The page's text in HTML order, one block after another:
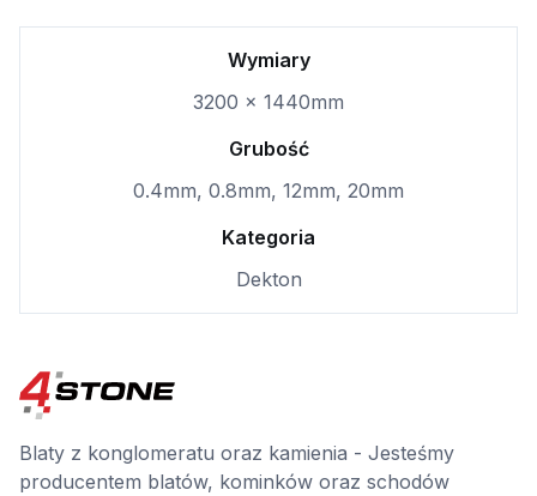
Wymiary
3200 x 1440mm
Grubość
0.4mm, 0.8mm, 12mm, 20mm
Kategoria
Dekton
Blaty z konglomeratu oraz kamienia - Jesteśmy
producentem blatów, kominków oraz schodów